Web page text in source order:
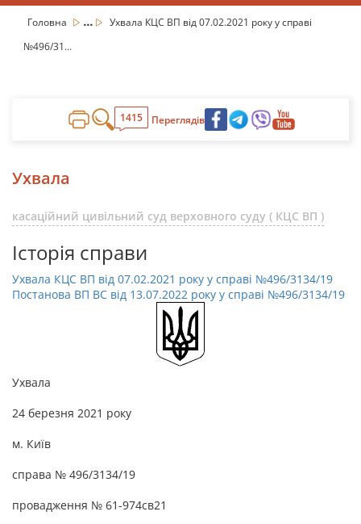
Головна ...
Ухвала КЦС ВП від 07.02.2021 року у справі
№496/31...
1415 Переглядів
Ухвала
касаційний цивільний суд верховного суду ( КЦС ВП )
Історія справи
Ухвала КЦС ВП від 07.02.2021 року у справі №496/3134/19
Постанова ВП ВС від 13.07.2022 року у справі №496/3134/19
Ухвала
24 березня 2021 року
м. Київ
справа № 496/3134/19
провадження № 61-974св21